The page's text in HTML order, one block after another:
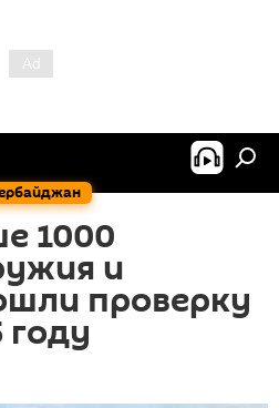
1000
и
проверку
году